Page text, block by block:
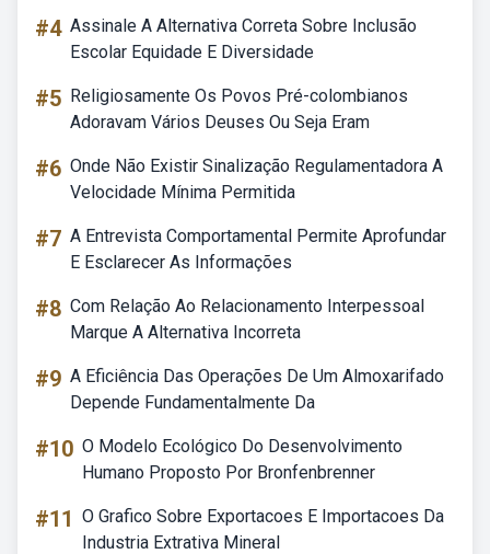
#4 Assinale A Alternativa Correta Sobre Inclusão
Escolar Equidade E Diversidade
#5 Religiosamente Os Povos Pré-colombianos
Adoravam Vários Deuses Ou Seja Eram
#6 Onde Não Existir Sinalização Regulamentadora A
Velocidade Mínima Permitida
#7 A Entrevista Comportamental Permite Aprofundar
E Esclarecer As Informações
#8 Com Relação Ao Relacionamento Interpessoal
Marque A Alternativa Incorreta
#9 A Eficiência Das Operações De Um Almoxarifado
Depende Fundamentalmente Da
#10 O Modelo Ecológico Do Desenvolvimento
Humano Proposto Por Bronfenbrenner
#11 O Grafico Sobre Exportacoes E Importacoes Da
Industria Extrativa Mineral